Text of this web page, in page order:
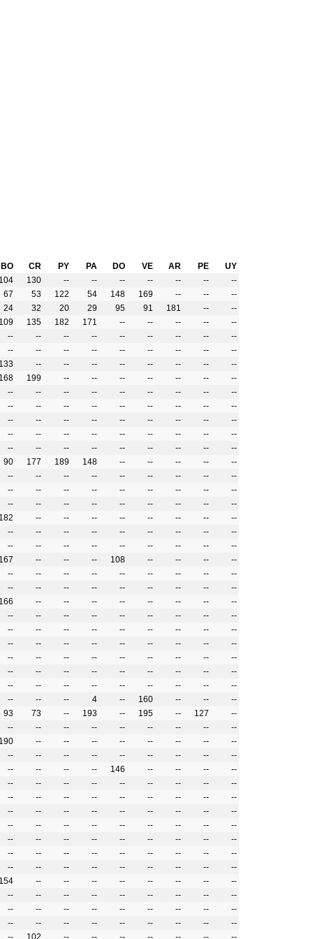
BO CR PY PA DO VE AR PE
UY
104 130 -- -- -- -- -- --
--
67 53 122 54 148 169 -- --
--
24 32 20 29 95 91 181 --
--
109 135 182 171 -- -- -- --
--
-- -- -- -- -- -- -- --
--
-- -- -- -- -- -- -- --
--
133 -- -- -- -- -- -- --
--
168 199 -- -- -- -- -- --
--
-- -- -- -- -- -- -- --
--
-- -- -- -- -- -- -- --
--
-- -- -- -- -- -- -- --
--
-- -- -- -- -- -- -- --
--
-- -- -- -- -- -- -- --
--
90 177 189 148 -- -- -- --
--
-- -- -- -- -- -- -- --
--
-- -- -- -- -- -- -- --
--
-- -- -- -- -- -- -- --
--
182 -- -- -- -- -- -- --
--
-- -- -- -- -- -- -- --
--
-- -- -- -- -- -- -- --
--
167 -- -- -- 108 -- -- --
--
-- -- -- -- -- -- -- --
--
-- -- -- -- -- -- -- --
--
166 -- -- -- -- -- -- --
--
-- -- -- -- -- -- -- --
--
-- -- -- -- -- -- -- --
--
-- -- -- -- -- -- -- --
--
-- -- -- -- -- -- -- --
--
-- -- -- -- -- -- -- --
--
-- -- -- -- -- -- -- --
--
-- -- -- 4 -- 160 -- --
--
93 73 -- 193 -- 195 -- 127
--
-- -- -- -- -- -- -- --
--
190 -- -- -- -- -- -- --
--
-- -- -- -- -- -- -- --
--
-- -- -- -- 146 -- -- --
--
-- -- -- -- -- -- -- --
--
-- -- -- -- -- -- -- --
--
-- -- -- -- -- -- -- --
--
-- -- -- -- -- -- -- --
--
-- -- -- -- -- -- -- --
--
-- -- -- -- -- -- -- --
--
-- -- -- -- -- -- -- --
--
154 -- -- -- -- -- -- --
--
-- -- -- -- -- -- -- --
--
-- -- -- -- -- -- -- --
--
-- -- -- -- -- -- -- --
--
-- 102 -- -- -- -- -- --
--